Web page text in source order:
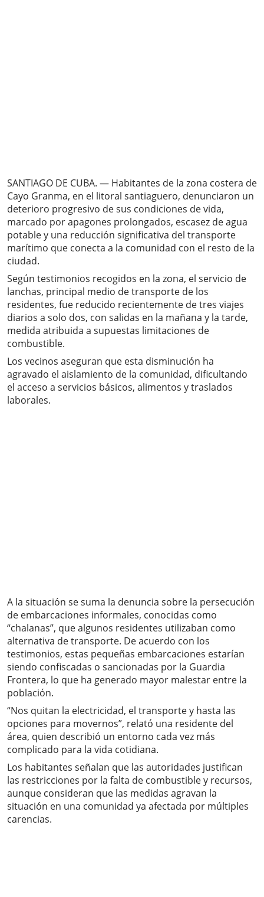
SANTIAGO DE CUBA. — Habitantes de la zona costera de
Cayo Granma, en el litoral santiaguero, denunciaron un
deterioro progresivo de sus condiciones de vida,
marcado por apagones prolongados, escasez de agua
potable y una reducción significativa del transporte
marítimo que conecta a la comunidad con el resto de la
ciudad.
Según testimonios recogidos en la zona, el servicio de
lanchas, principal medio de transporte de los
residentes, fue reducido recientemente de tres viajes
diarios a solo dos, con salidas en la mañana y la tarde,
medida atribuida a supuestas limitaciones de
combustible.
Los vecinos aseguran que esta disminución ha
agravado el aislamiento de la comunidad, dificultando
el acceso a servicios básicos, alimentos y traslados
laborales.
A la situación se suma la denuncia sobre la persecución
de embarcaciones informales, conocidas como
“chalanas”, que algunos residentes utilizaban como
alternativa de transporte. De acuerdo con los
testimonios, estas pequeñas embarcaciones estarían
siendo confiscadas o sancionadas por la Guardia
Frontera, lo que ha generado mayor malestar entre la
población.
“Nos quitan la electricidad, el transporte y hasta las
opciones para movernos”, relató una residente del
área, quien describió un entorno cada vez más
complicado para la vida cotidiana.
Los habitantes señalan que las autoridades justifican
las restricciones por la falta de combustible y recursos,
aunque consideran que las medidas agravan la
situación en una comunidad ya afectada por múltiples
carencias.